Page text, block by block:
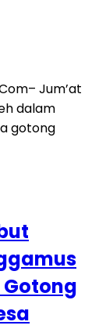
Jum’at
dalam
gotong